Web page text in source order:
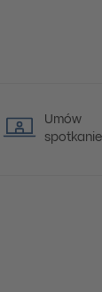
Umów
spotkanie